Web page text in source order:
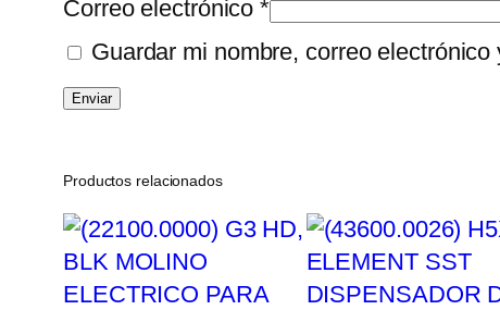
Correo electrónico*
Guardar mi nombre, correo
Productos relacionados